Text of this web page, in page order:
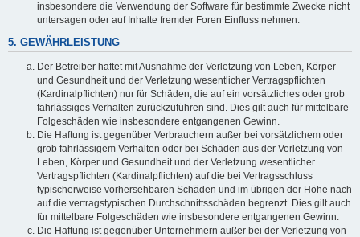
insbesondere die Verwendung der Software für bestimmte Zwecke nicht
untersagen oder auf Inhalte fremder Foren Einfluss nehmen.
5. GEWÄHRLEISTUNG
Der Betreiber haftet mit Ausnahme der Verletzung von Leben, Körper
und Gesundheit und der Verletzung wesentlicher Vertragspflichten
(Kardinalpflichten) nur für Schäden, die auf ein vorsätzliches oder grob
fahrlässiges Verhalten zurückzuführen sind. Dies gilt auch für mittelbare
Folgeschäden wie insbesondere entgangenen Gewinn.
Die Haftung ist gegenüber Verbrauchern außer bei vorsätzlichem oder
grob fahrlässigem Verhalten oder bei Schäden aus der Verletzung von
Leben, Körper und Gesundheit und der Verletzung wesentlicher
Vertragspflichten (Kardinalpflichten) auf die bei Vertragsschluss
typischerweise vorhersehbaren Schäden und im übrigen der Höhe nach
auf die vertragstypischen Durchschnittsschäden begrenzt. Dies gilt auch
für mittelbare Folgeschäden wie insbesondere entgangenen Gewinn.
Die Haftung ist gegenüber Unternehmern außer bei der Verletzung von